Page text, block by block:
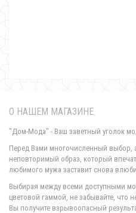
О НАШЕМ МАГАЗИНЕ
"Дом-Мода" - Ваш заветный уголок
Перед Вами многочисленный выбор,
неповторимый образ, который
любимого мужа заставит снова
Выбирая между всеми доступными
цветовой гаммой, не забывайте, что
Вы получите взрывоопасный